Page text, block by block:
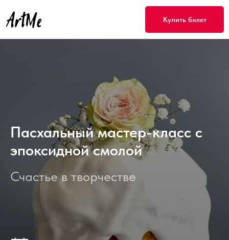
Купить билет
Пасхальный мастер-класс с
эпоксидной смолой
Счастье в творчестве